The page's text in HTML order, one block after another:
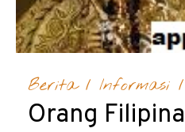
Berita/ Informasi /
Orang